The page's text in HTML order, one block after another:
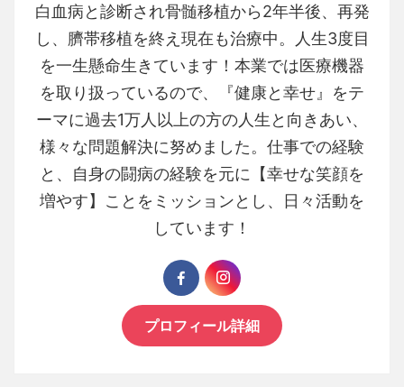
白血病と診断され骨髄移植から2年半後、再発
し、臍帯移植を終え現在も治療中。人生3度目
を一生懸命生きています！本業では医療機器
を取り扱っているので、『健康と幸せ』をテ
ーマに過去1万人以上の方の人生と向きあい、
様々な問題解決に努めました。仕事での経験
と、自身の闘病の経験を元に【幸せな笑顔を
増やす】ことをミッションとし、日々活動を
しています！
プロフィール詳細